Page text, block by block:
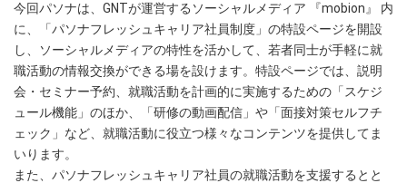
今回パソナは、GNTが運営するソーシャルメディア 『mobion』 内
に、「パソナフレッシュキャリア社員制度」の特設ページを開設
し、ソーシャルメディアの特性を活かして、若者同士が手軽に就
職活動の情報交換ができる場を設けます。特設ページでは、説明
会・セミナー予約、就職活動を計画的に実施するための「スケジ
ュール機能」のほか、「研修の動画配信」や「面接対策セルフチ
ェック」など、就職活動に役立つ様々なコンテンツを提供してま
いります。
また、パソナフレッシュキャリア社員の就職活動を支援するとと